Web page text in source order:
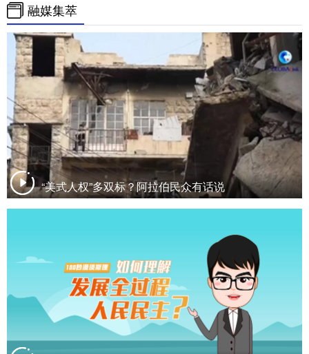
融媒集萃
“美式人权”多双标？阿拉伯民众有话说